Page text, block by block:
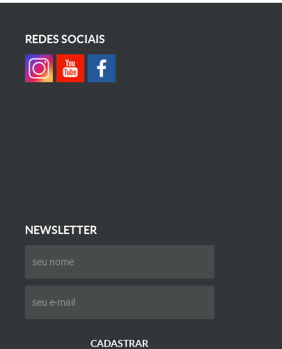
REDES SOCIAIS
NEWSLETTER
CADASTRAR